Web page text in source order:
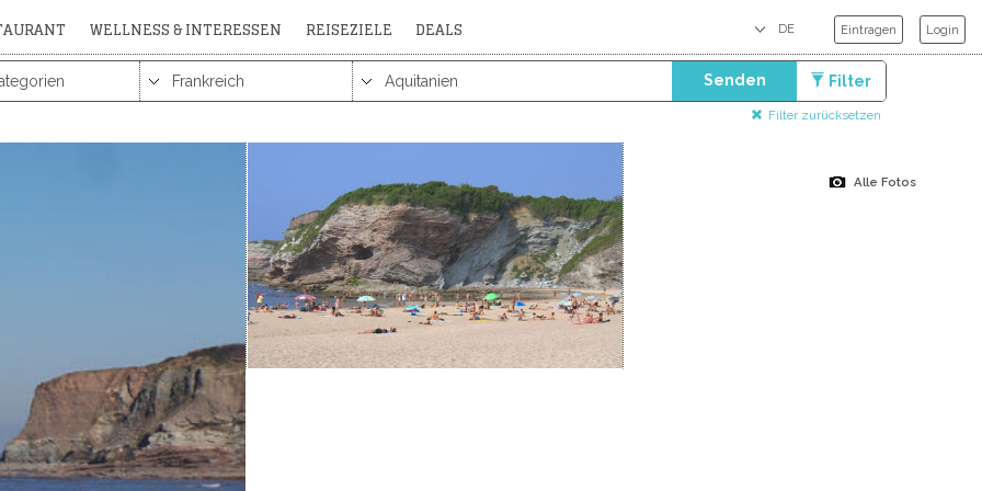
WELLNESS & INTERESSEN REISEZIELE DEALS Eintragen Login
Senden Filter
Filter zurücksetzen
Alle Fotos